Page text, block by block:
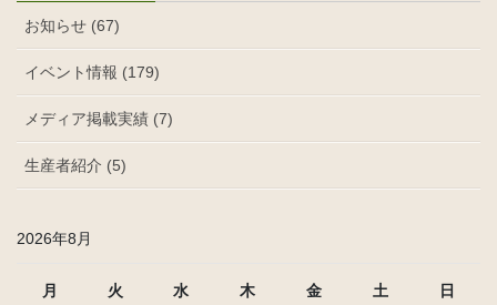
お知らせ (67)
イベント情報 (179)
メディア掲載実績 (7)
生産者紹介 (5)
2026年8月
月 火 水 木 金 土 日